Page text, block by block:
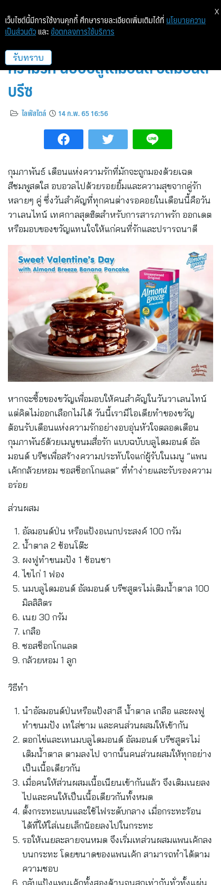
เมนูขนมสื่อรักต้อนรับเดือนแห่ง
ความรัก ฉบับบลูไดมอนด์ อัลมอนด์
บรีซ
ไลฟ์สไตล์ 14 ก.พ. 65 16:56
กุมภาพันธ์ เดือนแห่งความรักที่มักจะถูกมองด้วยเฉด
สีชมพูสดใส อบอวลไปด้วยรอยยิ้มและความสุขจากคู่รัก
หลายๆ คู่ ซึ่งวันสำคัญที่ทุกคนต่างรอคอยในเดือนนี้คือวัน
วาเลนไทน์ เทศกาลสุดฮิตสำหรับการสารภาพรัก ออกเดต
หรือมอบของขวัญแทนใจให้แก่คนที่รักและปรารถนาดี
หากจะซื้อของขวัญเพื่อมอบให้คนสำคัญในวันวาเลนไทน์
แต่คิดไม่ออกเลือกไม่ได้ วันนี้เรามีไอเดียทำของขวัญ
ต้อนรับเดือนแห่งความรักอย่างอบอุ่นหัวใจตลอดเดือน
กุมภาพันธ์ด้วยเมนูขนมสื่อรัก แบบฉบับบลูไดมอนด์ อัล
มอนด์ บรีซเพื่อสร้างความประทับใจแก่ผู้รับในเมนู “แพน
เค้กกล้วยหอม ซอสช็อกโกแลต” ที่ทำง่ายและรับรองความ
อร่อย
ส่วนผสม
อัลมอนด์ป่น หรือแป้งอเนกประสงค์ 100 กรัม
น้ำตาล 2 ช้อนโต๊ะ
ผงฟูทำขนมปัง 1 ช้อนชา
ไขไก่ 1 ฟอง
นมบลูไดมอนด์ อัลมอนด์ บรีซสูตรไม่เติมน้ำตาล 100
มิลลิลิตร
เนย 30 กรัม
เกลือ
ซอสช็อกโกแลต
กล้วยหอม 1 ลูก
วิธีทำ
นำอัลมอนด์ป่นหรือแป้งสาลี น้ำตาล เกลือ และผงฟู
ทำขนมปัง เทใส่ชาม และคนส่วนผสมให้เข้ากัน
ตอกไข่และเทนมบลูไดมอนด์ อัลมอนด์ บรีซสูตรไม่
เติมน้ำตาล ตามลงไป จากนั้นคนส่วนผสมให้ทุกอย่าง
เป็นเนื้อเดียวกัน
เมื่อคนให้ส่วนผสมเนื้อเนียนเข้ากันแล้ว จึงเติมเนยลง
ไปและคนให้เป็นเนื้อเดียวกันทั้งหมด
ตั้งกระทะแบนและใช้ไฟระดับกลาง เมื่อกระทะร้อน
ได้ที่ให้ใส่เนยเล็กน้อยลงไปในกระทะ
รอให้เนยละลายจนหมด จึงเริ่มเทส่วนผสมแพนเค้กลง
บนกระทะ โดยขนาดของแพนเค้ก สามารถทำได้ตาม
ความชอบ
เว็บไซต์นี้มีการใช้งานคุกกี้ ศึกษารายละเอียดเพิ่มเติมได้ที่ นโยบายความ
เป็นส่วนตัว และ ข้อตกลงการใช้บริการ
รับทราบ
X